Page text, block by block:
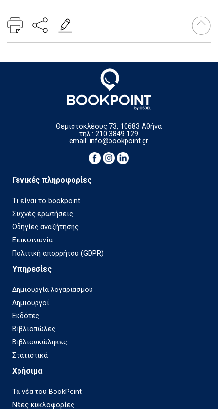
Θεμιστοκλέους 73, 10683 Αθήνα
τηλ.: 210 3849 129
email:info@bookpoint.gr
Γενικές πληροφορίες
Τι είναι το bookpoint
Συχνές ερωτήσεις
Οδηγίες αναζήτησης
Επικοινωνία
Πολιτική απορρήτου (GDPR)
Υπηρεσίες
Δημιουργία λογαριασμού
Δημιουργοί
Εκδότες
Βιβλιοπώλες
Βιβλιοσκώληκες
Στατιστικά
Χρήσιμα
Τα νέα του BookPoint
Νέες κυκλοφορίες